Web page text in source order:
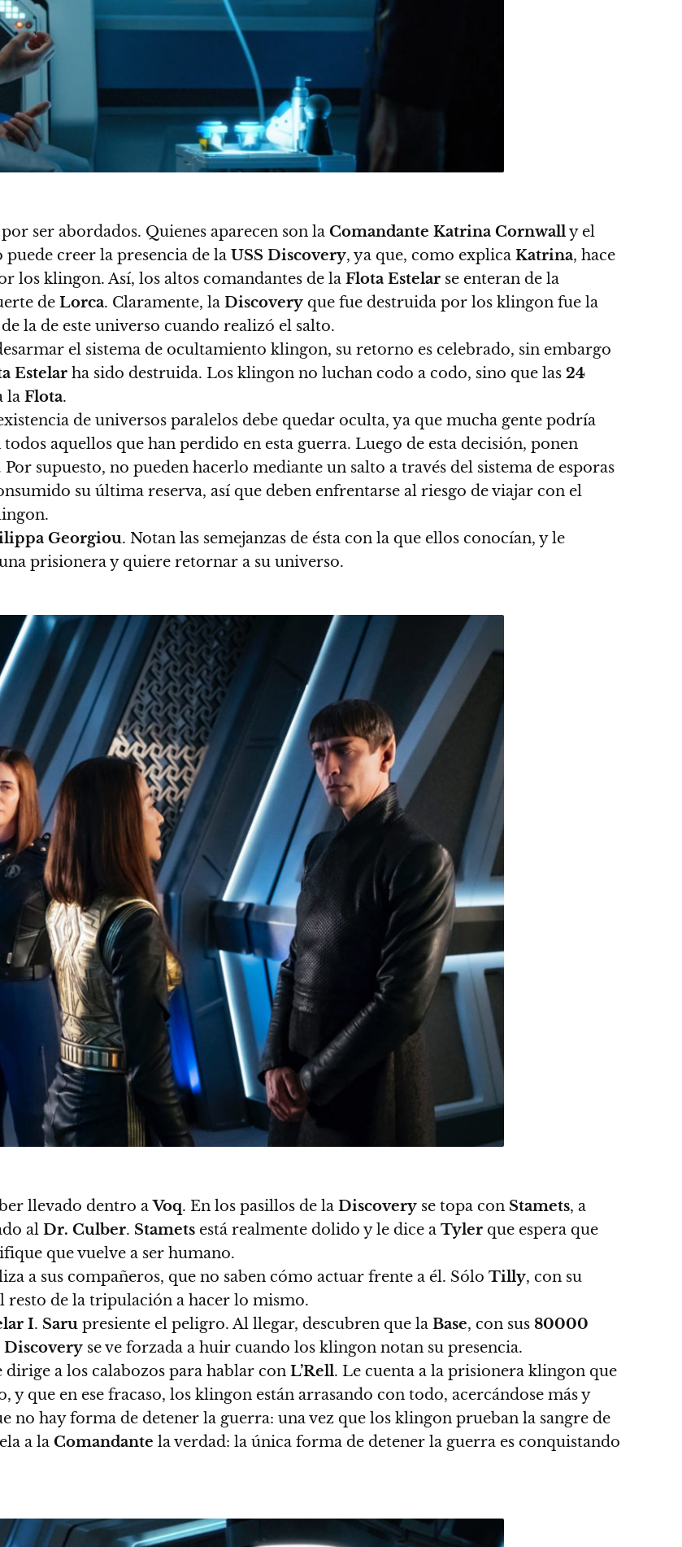
ser abordados. Quienes aparecen son la Comandante Katrina Cornwally el
puede creer la presencia de la USS Discovery, ya que, como explica Katrina, hace
los klingon. Así, los altos comandantes de la Flota Estelar se enteran de la
de Lorca. Claramente, la Discovery que fue destruida por los klingon fue la
la de este universo cuando realizó el salto.
el sistema de ocultamiento klingon, su retorno es celebrado, sin embargo
Estelar ha sido destruida. Los klingon no luchan codo a codo, sino que las 24
la Flota.
de universos paralelos debe quedar oculta, ya que mucha gente podría
aquellos que han perdido en esta guerra. Luego de esta decisión, ponen
Por supuesto, no pueden hacerlo mediante un salto a través del sistema de esporas
su última reserva, así que deben enfrentarse al riesgo de viajar con el
Georgiou. Notan las semejanzas de ésta con la que ellos conocían, y le
prisionera y quiere retornar a su universo.
llevado dentro aVoq. En los pasillos de la Discovery se topa con Stamets, a
al Dr. Culber. Stamets está realmente dolido y le dice a Tyler que espera que
que vuelve a ser humano.
a sus compañeros, que no saben cómo actuar frente a él. Sólo Tilly, con su
resto de la tripulación a hacer lo mismo.
I. Saru presiente el peligro. Al llegar, descubren que la Base, con sus 80000
Discovery se ve forzada a huir cuando los klingon notan su presencia.
dirige a los calabozos para hablar con L’Rell. Le cuenta a la prisionera klingon que
, y que en ese fracaso, los klingon están arrasando con todo, acercándose más y
no hay forma de detener la guerra: una vez que los klingon prueban la sangre de
a la Comandante la verdad: la única forma de detener la guerra es conquistando